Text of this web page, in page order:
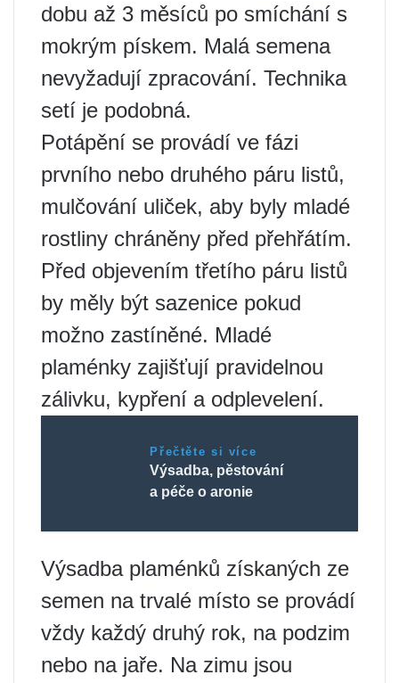
dobu až 3 měsíců po smíchání s
mokrým pískem. Malá semena
nevyžadují zpracování. Technika
setí je podobná.
Potápění se provádí ve fázi
prvního nebo druhého páru listů,
mulčování uliček, aby byly mladé
rostliny chráněny před přehřátím.
Před objevením třetího páru listů
by měly být sazenice pokud
možno zastíněné. Mladé
plaménky zajišťují pravidelnou
zálivku, kypření a odplevelení.
Přečtěte si více
Výsadba, pěstování
a péče o aronie
Výsadba plaménků získaných ze
semen na trvalé místo se provádí
vždy každý druhý rok, na podzim
nebo na jaře. Na zimu jsou